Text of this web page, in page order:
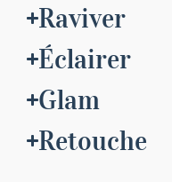
Raviver
Éclairer
Glam
Retouche